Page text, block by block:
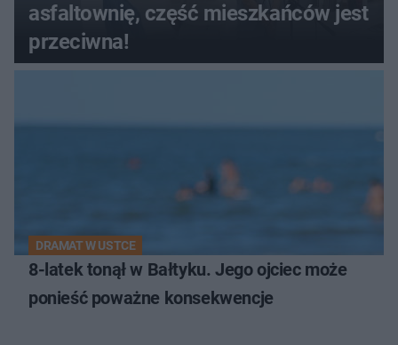
asfaltownię, część mieszkańców jest
przeciwna!
DRAMAT W USTCE
8-latek tonął w Bałtyku. Jego ojciec może
ponieść poważne konsekwencje